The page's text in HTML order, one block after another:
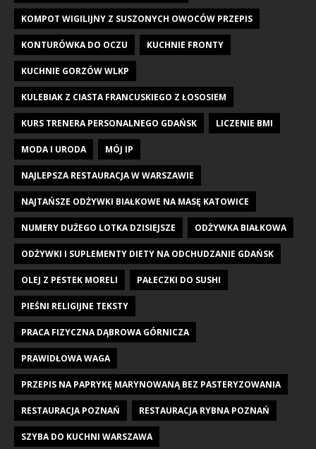
KOMPOT WIGILIJNY Z SUSZONYCH OWOCÓW PRZEPIS
KONTURÓWKA DO OCZU KUCHNIE FRONTY
KUCHNIE GORZÓW WLKP
KULEBIAK Z CIASTA FRANCUSKIEGO Z ŁOSOSIEM
KURS TRENERA PERSONALNEGO GDAŃSK LICZENIE BMI
MODA I URODA MÓJ IP
NAJLEPSZA RESTAURACJA W WARSZAWIE
NAJTAŃSZE ODŻYWKI BIAŁKOWE NA MASĘ KATOWICE
NUMERY DUŻEGO LOTKA DZISIEJSZE ODŻYWKA BIAŁKOWA
ODŻYWKI I SUPLEMENTY DIETY NA ODCHUDZANIE GDAŃSK
OLEJ Z PESTEK MORELI PAŁECZKI DO SUSHI
PIEŚNI RELIGIJNE TEKSTY
PRACA FIZYCZNA DĄBROWA GÓRNICZA
PRAWIDŁOWA WAGA
PRZEPIS NA PAPRYKĘ MARYNOWANĄ BEZ PASTERYZOWANIA
RESTAURACJA POZNAŃ RESTAURACJA RYBNA POZNAŃ
SZYBA DO KUCHNI WARSZAWA